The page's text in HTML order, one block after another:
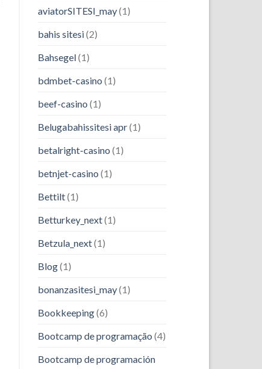
aviatorSITESI_may(1)
bahis sitesi(2)
Bahsegel(1)
bdmbet-casino (1)
beef-casino (1)
Belugabahissitesi apr(1)
betalright-casino (1)
betnjet-casino (1)
Bettilt(1)
Betturkey_next(1)
Betzula_next(1)
Blog(1)
bonanzasitesi_may(1)
Bookkeeping(6)
Bootcamp de programação (4)
Bootcamp de programación